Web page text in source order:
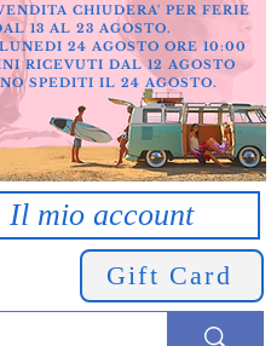
Il mio account
Gift Card
CHIUDERA' PER FERIE
13 AL 23 AGOSTO.
24 AGOSTO ORE 10:00
RICEVUTI DAL 12 AGOSTO
SPEDITI IL 24 AGOSTO.